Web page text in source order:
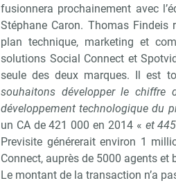
fusionnera prochainement avec
Stéphane Caron. Thomas
plan technique, marketing et
solutions Social Connect et
seule des deux marques. Il est
souhaitons développer le chiffre
développement technologique du
un CA de 421 000 en 2014 « et
Previsite générerait environ 1
Connect, auprès de 5000 agents et
Le montant de la transaction n’a